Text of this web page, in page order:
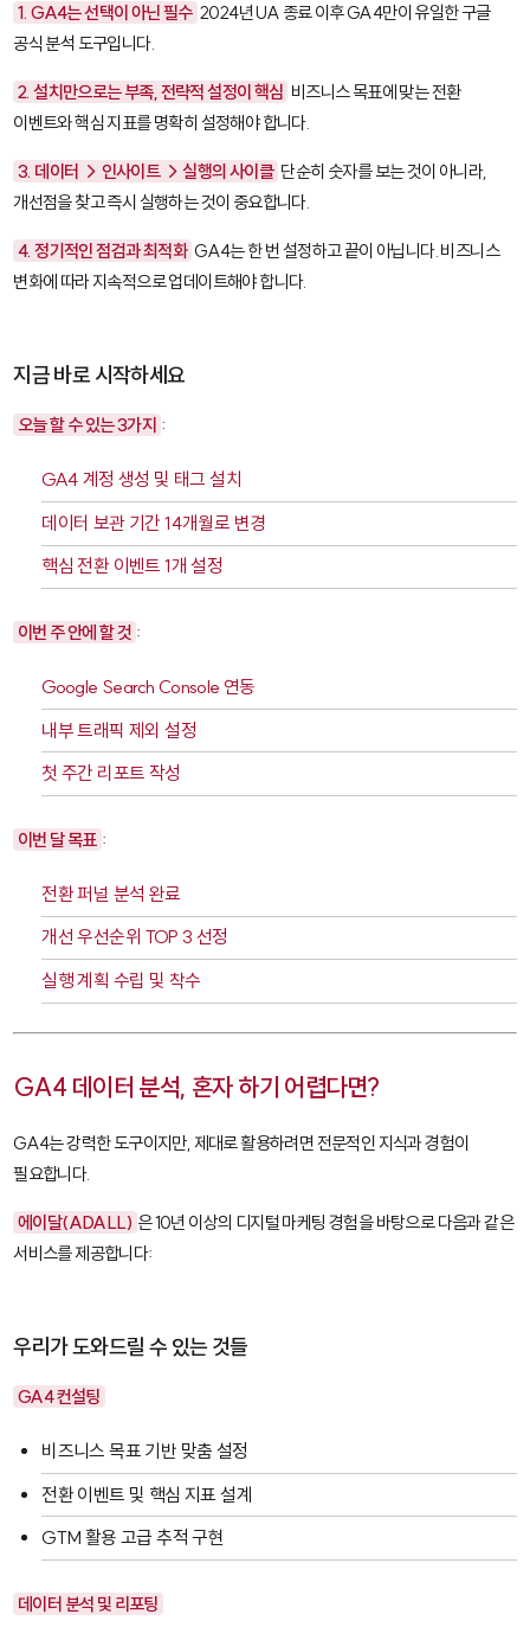
1. GA4는 선택이 아닌 필수 2024년 UA 종료 이후 GA4만이 유일한 구글
공식 분석 도구입니다.
2. 설치만으로는 부족, 전략적 설정이 핵심 비즈니스 목표에 맞는 전환
이벤트와 핵심 지표를 명확히 설정해야 합니다.
3. 데이터 → 인사이트 → 실행의 사이클 단순히 숫자를 보는 것이 아니라,
개선점을 찾고 즉시 실행하는 것이 중요합니다.
4. 정기적인 점검과 최적화 GA4는 한 번 설정하고 끝이 아닙니다. 비즈니스
변화에 따라 지속적으로 업데이트해야 합니다.
지금 바로 시작하세요
오늘 할 수 있는 3가지 :
GA4 계정 생성 및 태그 설치
데이터 보관 기간 14개월로 변경
핵심 전환 이벤트 1개 설정
이번 주 안에 할 것 :
Google Search Console 연동
내부 트래픽 제외 설정
첫 주간 리포트 작성
이번 달 목표 :
전환 퍼널 분석 완료
개선 우선순위 TOP 3 선정
실행 계획 수립 및 착수
GA4 데이터 분석, 혼자 하기 어렵다면?
GA4는 강력한 도구이지만, 제대로 활용하려면 전문적인 지식과 경험이
필요합니다.
에이달(ADALL) 은 10년 이상의 디지털 마케팅 경험을 바탕으로 다음과 같은
서비스를 제공합니다:
우리가 도와드릴 수 있는 것들
GA4 컨설팅
비즈니스 목표 기반 맞춤 설정
전환 이벤트 및 핵심 지표 설계
GTM 활용 고급 추적 구현
데이터 분석 및 리포팅